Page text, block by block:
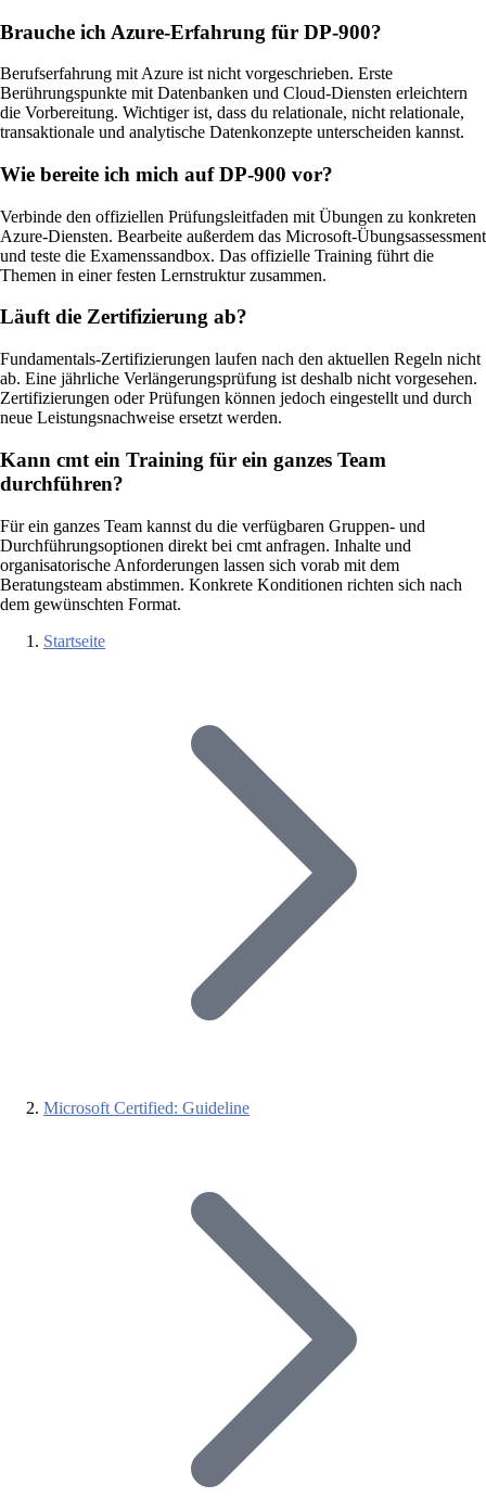
Brauche ich Azure-Erfahrung für DP-900?
Berufserfahrung mit Azure ist nicht vorgeschrieben. Erste
Berührungspunkte mit Datenbanken und Cloud-Diensten erleichtern
die Vorbereitung. Wichtiger ist, dass du relationale, nicht relationale,
transaktionale und analytische Datenkonzepte unterscheiden kannst.
Wie bereite ich mich auf DP-900 vor?
Verbinde den offiziellen Prüfungsleitfaden mit Übungen zu konkreten
Azure-Diensten. Bearbeite außerdem das Microsoft-Übungsassessment
und teste die Examenssandbox. Das offizielle Training führt die
Themen in einer festen Lernstruktur zusammen.
Läuft die Zertifizierung ab?
Fundamentals-Zertifizierungen laufen nach den aktuellen Regeln nicht
ab. Eine jährliche Verlängerungsprüfung ist deshalb nicht vorgesehen.
Zertifizierungen oder Prüfungen können jedoch eingestellt und durch
neue Leistungsnachweise ersetzt werden.
Kann cmt ein Training für ein ganzes Team
durchführen?
Für ein ganzes Team kannst du die verfügbaren Gruppen- und
Durchführungsoptionen direkt bei cmt anfragen. Inhalte und
organisatorische Anforderungen lassen sich vorab mit dem
Beratungsteam abstimmen. Konkrete Konditionen richten sich nach
dem gewünschten Format.
Startseite
Microsoft Certified: Guideline